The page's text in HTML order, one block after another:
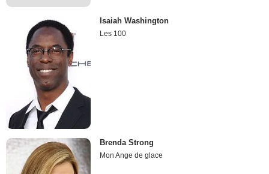
Isaiah Washington
Les 100
Brenda Strong
Mon Ange de glace